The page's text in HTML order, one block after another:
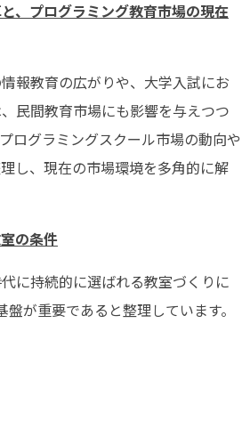
、プログラミング教育市場の現在
報教育の広がりや、大学入試にお
民間教育市場にも影響を与えつつ
ログラミングスクール市場の動向や
し、現在の市場環境を多角的に解
の条件
に持続的に選ばれる教室づくりに
が重要であると整理しています。